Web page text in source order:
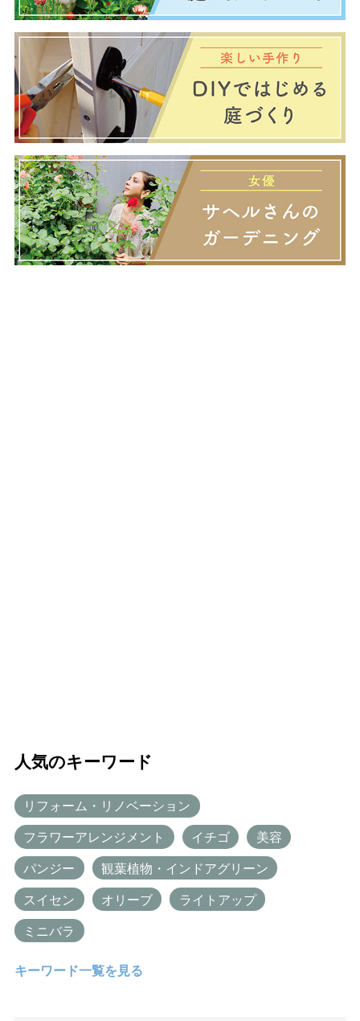
人気のキーワード
リフォーム・リノベーション
フラワーアレンジメント イチゴ 美容
パンジー 観葉植物・インドアグリーン
スイセン オリーブ ライトアップ
ミニバラ
キーワード一覧を見る